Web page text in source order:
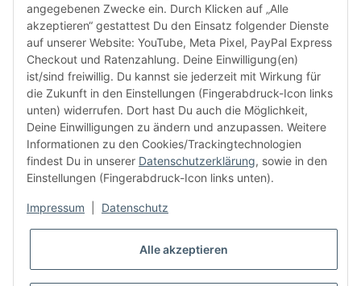
angegebenen Zwecke ein. Durch Klicken auf „Alle
akzeptieren“ gestattest Du den Einsatz folgender Dienste
auf unserer Website: YouTube, Meta Pixel, PayPal Express
Checkout und Ratenzahlung. Deine Einwilligung(en)
ist/sind freiwillig. Du kannst sie jederzeit mit Wirkung für
die Zukunft in den Einstellungen (Fingerabdruck-Icon links
unten) widerrufen. Dort hast Du auch die Möglichkeit,
Deine Einwilligungen zu ändern und anzupassen. Weitere
Informationen zu den Cookies/Trackingtechnologien
findest Du in unserer Datenschutzerklärung, sowie in den
Einstellungen (Fingerabdruck-Icon links unten).
Impressum Datenschutz
Alle akzeptieren
facebookyoutubeinstagram
tiktok
Informationen
Kundenservice
Mehr von Audiolith